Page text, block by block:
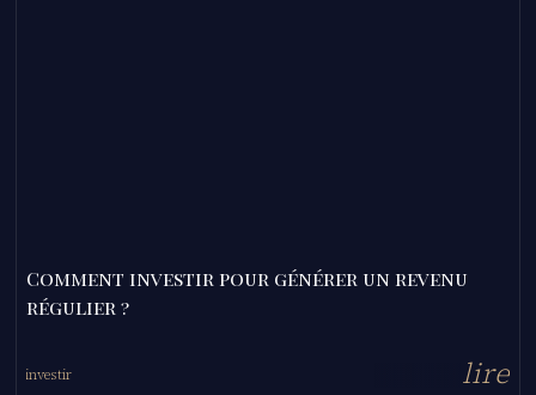
Comment investir pour générer un revenu
régulier ?
investir lire